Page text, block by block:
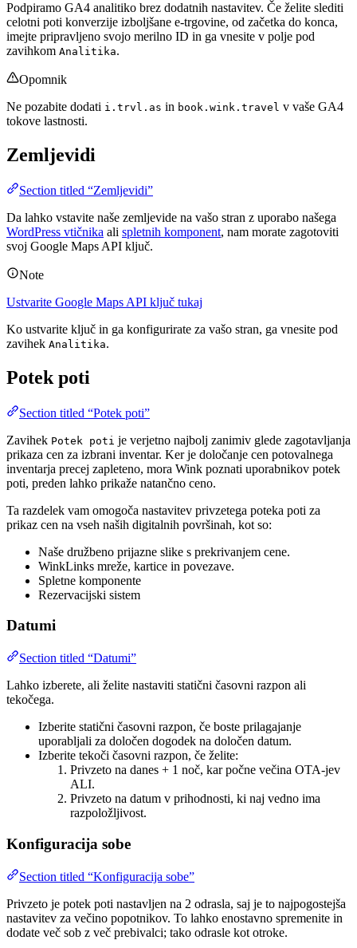
Podpiramo GA4 analitiko brez dodatnih nastavitev. Če želite slediti
celotni poti konverzije izboljšane e-trgovine, od začetka do konca,
imejte pripravljeno svojo merilno ID in ga vnesite v polje pod
zavihkom Analitika.
Opomnik
Ne pozabite dodati i.trvl.as in book.wink.travel v vaše GA4
tokove lastnosti.
Zemljevidi
Section titled “Zemljevidi”
Da lahko vstavite naše zemljevide na vašo stran z uporabo našega
WordPress vtičnika ali spletnih komponent, nam morate zagotoviti
svoj Google Maps API ključ.
Note
Ustvarite Google Maps API ključ tukaj
Ko ustvarite ključ in ga konfigurirate za vašo stran, ga vnesite pod
zavihek Analitika.
Potek poti
Section titled “Potek poti”
Zavihek Potek poti je verjetno najbolj zanimiv glede zagotavljanja
prikaza cen za izbrani inventar. Ker je določanje cen potovalnega
inventarja precej zapleteno, mora Wink poznati uporabnikov potek
poti, preden lahko prikaže natančno ceno.
Ta razdelek vam omogoča nastavitev privzetega poteka poti za
prikaz cen na vseh naših digitalnih površinah, kot so:
Naše družbeno prijazne slike s prekrivanjem cene.
WinkLinks mreže, kartice in povezave.
Spletne komponente
Rezervacijski sistem
Datumi
Section titled “Datumi”
Lahko izberete, ali želite nastaviti statični časovni razpon ali
tekočega.
Izberite statični časovni razpon, če boste prilagajanje
uporabljali za določen dogodek na določen datum.
Izberite tekoči časovni razpon, če želite:
Privzeto na danes + 1 noč, kar počne večina OTA-jev
ALI.
Privzeto na datum v prihodnosti, ki naj vedno ima
razpoložljivost.
Konfiguracija sobe
Section titled “Konfiguracija sobe”
Privzeto je potek poti nastavljen na 2 odrasla, saj je to najpogostejša
nastavitev za večino popotnikov. To lahko enostavno spremenite in
dodate več sob z več prebivalci; tako odrasle kot otroke.